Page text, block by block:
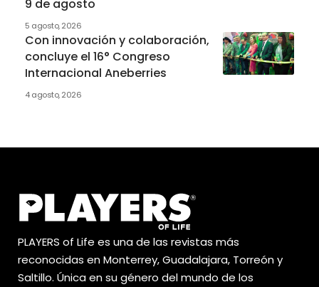
9 de agosto
5 agosto, 2026
Con innovación y colaboración,
concluye el 16° Congreso
Internacional Aneberries
4 agosto, 2026
PLAYERS of Life es una de las revistas más
reconocidas en Monterrey, Guadalajara, Torreón y
Saltillo. Única en su género del mundo de los